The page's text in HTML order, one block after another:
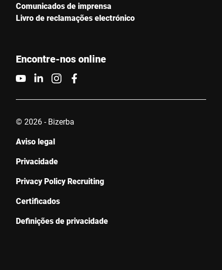
País *
Contacte-nos *
Confirmo que concordo com o uso dos meus dados para
encontradas no
Comunicados de imprensa
Livro de reclamações electrónico
Encontre-nos online
© 2026 - Bizerba
Aviso legal
Privacidade
Privacy Policy Recruiting
Certificados
Definições de privacidade